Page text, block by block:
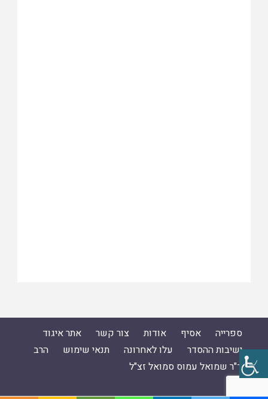
ספרייה אסיף אודות צור קשר
אתר איגוד
ישיבות ההסדר
עלו לאחרונה תנאי שימוש
הרב
ד"ר שמואל עמוס סמואל זצ"ל